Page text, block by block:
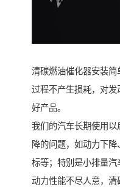
清碳燃油催化器安装简
过程不产生损耗，对
好产品。
我们的汽车长期使用
降的问题，如动力下
标等；特别是小排量汽
动力性能不尽人意，